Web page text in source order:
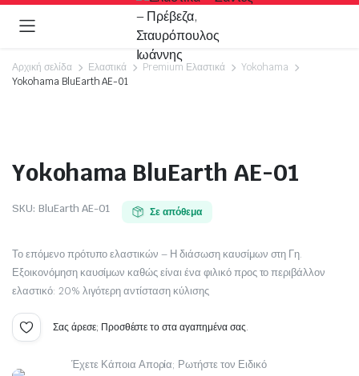
Αρχική σελίδα Ελαστικά Premium Ελαστικά
Yokohama
Yokohama BluEarth AE-01
Yokohama BluEarth AE-01
SKU: BluEarth AE-01 Σε απόθεμα
Το επόμενο πρότυπο ελαστικών – Η διάσωση καυσίμων στη Γη.
Εξοικονόμηση καυσίμων καθώς είναι ένα φιλικό προς το περιβάλλον
ελαστικό: 20% λιγότερη αντίσταση κύλισης
Σας άρεσε; Προσθέστε το στα αγαπημένα σας.
Έχετε Κάποια Απορία; Ρωτήστε τον Ειδικό